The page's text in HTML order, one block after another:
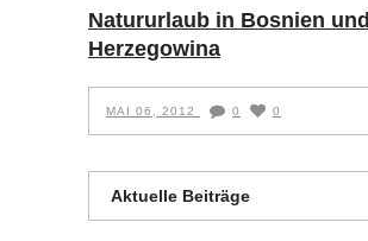
Natururlaub in Bosnien und
Herzegowina
MAI 06, 2012 0 0
Aktuelle Beiträge